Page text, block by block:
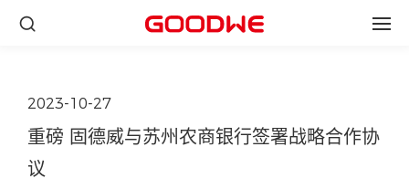
2023-10-27
重磅 固德威与苏州农商银行签署战略合作协
议